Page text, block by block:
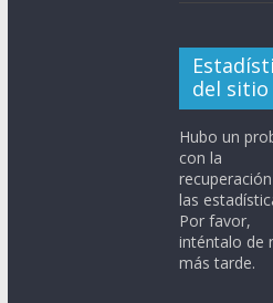
del sitio
Hubo un
con la
las
Por favor,
inténtalo de
más tarde.